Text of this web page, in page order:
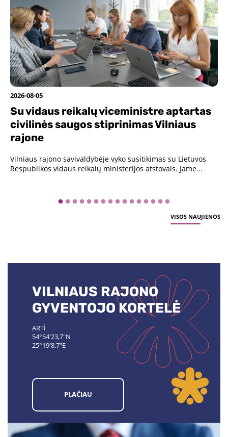
2026-08-05
Su vidaus reikalų viceministre aptartas
civilinės saugos stiprinimas Vilniaus
rajone
Vilniaus rajono savivaldybėje vyko susitikimas su Lietuvos
Respublikos vidaus reikalų ministerijos atstovais. Jame...
VISOS NAUJIENOS
VILNIAUS RAJONO
GYVENTOJO KORTELĖ
ARTÌ
54°54′23,7"N
25°19′8.7"E
PLAČIAU